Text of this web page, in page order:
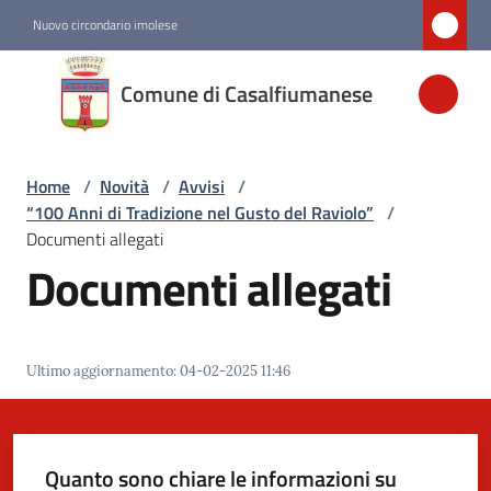
Nuovo circondario imolese
Comune di Casalfiumanese
Comune di
Casalfiumanese
Amministrazione
Menu selezionato
Vivere
Casalfiumanese
Home / Novità / Avvisi /
“100 Anni di Tradizione nel Gusto del Raviolo” /
Documenti allegati
Documenti allegati
Ultimo aggiornamento:04-02-2025 11:46
Quanto sono chiare le informazioni su